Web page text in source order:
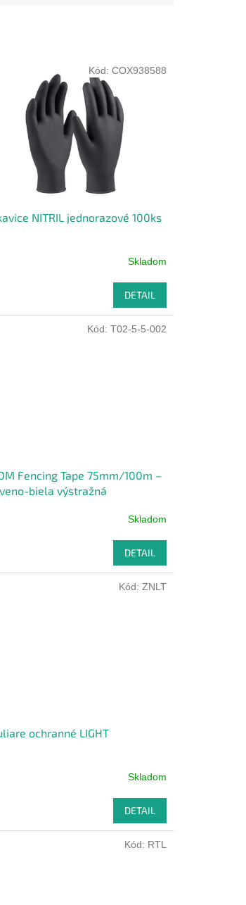
NITRIL jednorazové 100ks
Skladom
DETAIL
Kód: COX938588
Fencing Tape 75mm/100m –
biela výstražná
Skladom
DETAIL
Kód: T02-5-5-002
ochranné LIGHT
Skladom
DETAIL
Kód: ZNLT
Kód: RTL